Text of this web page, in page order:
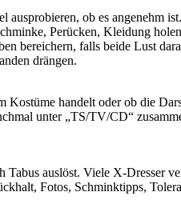
ausprobieren, ob es angenehm ist.
Perücken, Kleidung
bereichern, falls beide Lust
drängen.
handelt oder ob die
unter „TS/TV/CD“
auslöst. Viele X‑Dresser
Fotos, Schminktipps,